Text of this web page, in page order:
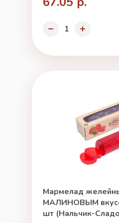
Мармелад
МАЛИНОВЫМ
шт (Нальчик-